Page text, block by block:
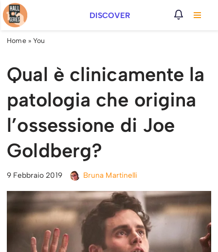
Vai
al
DISCOVER
Home» You
Qual è clinicamente la
patologia che origina
l’ossessione di Joe
Goldberg?
9 Febbraio 2019 Bruna Martinelli